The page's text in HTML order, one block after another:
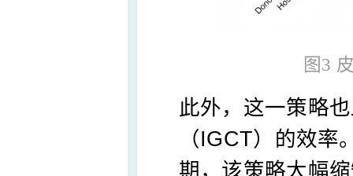
图3
此外，这一策略
（IGCT）的效
期，该策略大幅